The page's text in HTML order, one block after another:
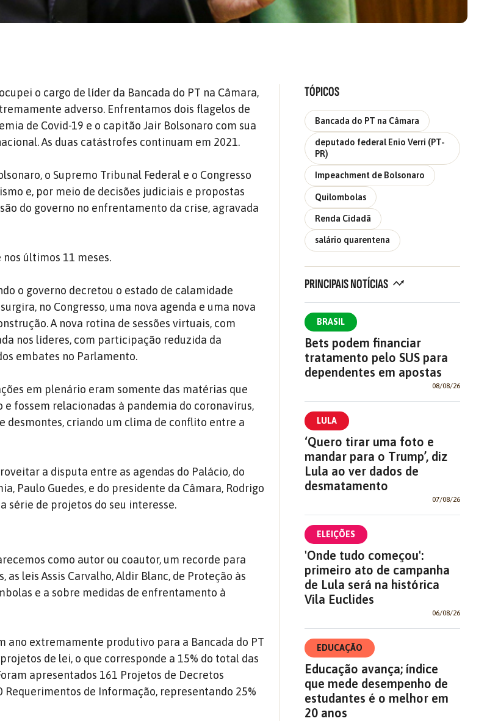
o cargo de líder da Bancada do PT na Câmara,
adverso. Enfrentamos dois flagelos de
de Covid-19 e o capitão Jair Bolsonaro com sua
As duas catástrofes continuam em 2021.
o Supremo Tribunal Federal e o Congresso
e, por meio de decisões judiciais e propostas
do governo no enfrentamento da crise, agravada
últimos 11 meses.
o governo decretou o estado de calamidade
no Congresso, uma nova agenda e uma nova
A nova rotina de sessões virtuais, com
nos líderes, com participação reduzida da
embates no Parlamento.
em plenário eram somente das matérias que
fossem relacionadas à pandemia do coronavírus,
desmontes, criando um clima de conflito entre a
a disputa entre as agendas do Palácio, do
Paulo Guedes, e do presidente da Câmara, Rodrigo
série de projetos do seu interesse.
como autor ou coautor, um recorde para
as leis Assis Carvalho, Aldir Blanc, de Proteção às
e a sobre medidas de enfrentamento à
ano extremamente produtivo para a Bancada do PT
de lei, o que corresponde a 15% do total das
apresentados 161 Projetos de Decretos
Requerimentos de Informação, representando 25%
TÓPICOS
Bancada do PT na Câmara
deputado federal Enio Verri (PT-
PR)
Impeachment de Bolsonaro
Quilombolas
Renda Cidadã
salário quarentena
PRINCIPAIS NOTÍCIAS
BRASIL
Bets podem financiar
tratamento pelo SUS para
dependentes em apostas
08/08/26
LULA
‘Quero tirar uma foto e
mandar para o Trump’, diz
Lula ao ver dados de
desmatamento
07/08/26
ELEIÇÕES
'Onde tudo começou':
primeiro ato de campanha
de Lula será na histórica
Vila Euclides
06/08/26
EDUCAÇÃO
Educação avança; índice
que mede desempenho de
estudantes é o melhor em
20 anos